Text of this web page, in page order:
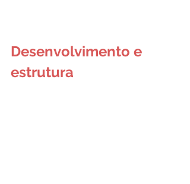
Desenvolvimento e
estrutura